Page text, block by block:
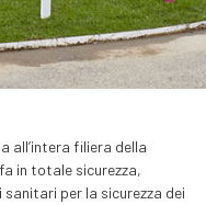
all’intera filiera della
in totale sicurezza,
per la sicurezza dei